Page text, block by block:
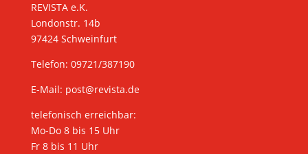
REVISTA e.K.
Londonstr. 14b
97424 Schweinfurt
Telefon: 09721/387190
E-Mail: post@revista.de
telefonisch erreichbar:
Mo-Do 8 bis 15 Uhr
Fr 8 bis 11 Uhr